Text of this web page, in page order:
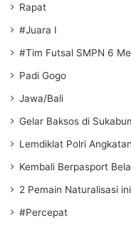
Rapat
#Juara I
#Tim Futsal SMPN 6
Padi Gogo
Jawa/Bali
Gelar Baksos di
Lemdiklat Polri
Kembali Berpasport
2 Pemain Naturalisasi ini
#Percepat